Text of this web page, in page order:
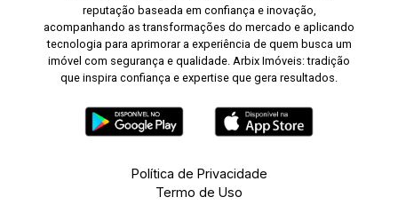
reputação baseada em confiança e inovação,
acompanhando as transformações do mercado e aplicando
tecnologia para aprimorar a experiência de quem busca um
imóvel com segurança e qualidade. Arbix Imóveis: tradição
que inspira confiança e expertise que gera resultados.
Política de Privacidade
Termo de Uso